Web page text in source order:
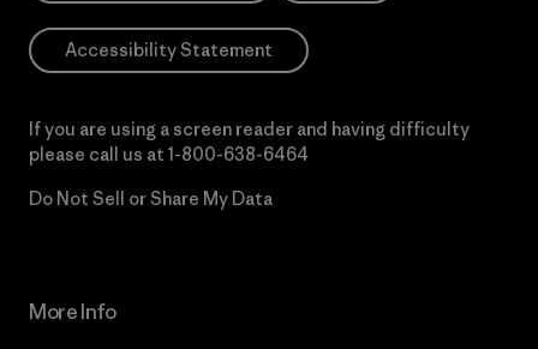
Accessibility Statement
If you are using a screen reader and having difficulty
please call us at 1-800-638-6464
Do Not Sell or Share My Data
More Info